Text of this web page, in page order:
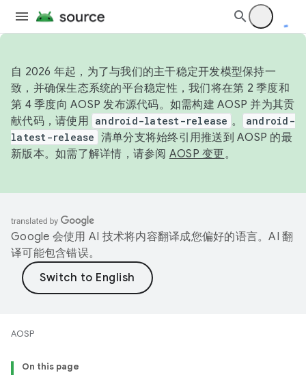
自 2026 年起，为了与我们的主干稳定开发模型保持一
致，并确保生态系统的平台稳定性，我们将在第 2 季度和
第 4 季度向 AOSP 发布源代码。如需构建 AOSP 并为其贡
献代码，请使用 android-latest-release 。
android-
latest-release 清单分支将始终引用推送到 AOSP 的最
新版本。如需了解详情，请参阅 AOSP 变更。
Google 会使用 AI 技术将内容翻译成您偏好的语言。AI 翻
译可能包含错误。
AOSP
On this page